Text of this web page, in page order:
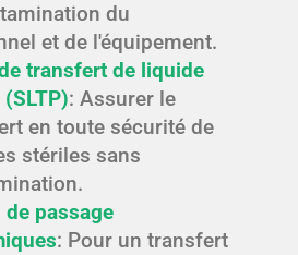
du
et de l'équipement.
transfert de liquide
: Assurer le
en toute sécurité de
stériles sans
de passage
: Pour un transfert